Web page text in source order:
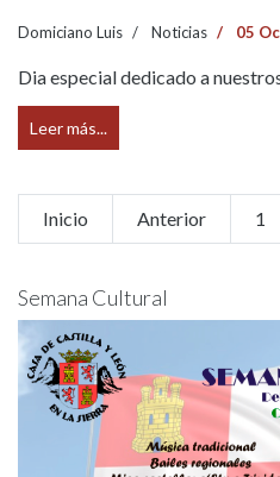
Domiciano Luis Noticias 05
Dia especial dedicado a
Leer más...
Inicio Anterior 1
Semana Cultural